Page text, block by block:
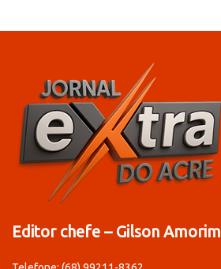
Editor chefe – Gilson Amorim